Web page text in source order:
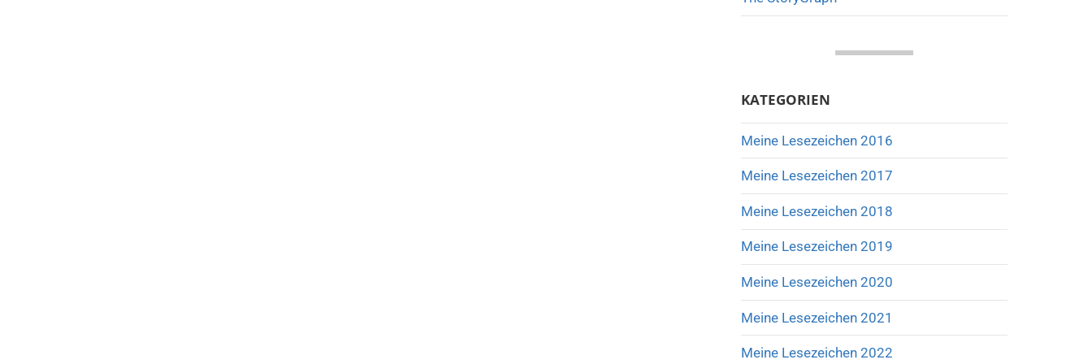
KATEGORIEN
Meine Lesezeichen 2016
Meine Lesezeichen 2017
Meine Lesezeichen 2018
Meine Lesezeichen 2019
Meine Lesezeichen 2020
Meine Lesezeichen 2021
Meine Lesezeichen 2022